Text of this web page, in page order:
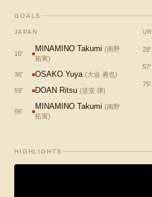
GOALS
JAPAN
10'
MINAMINO Takumi (南野
拓実)
36' OSAKO Yuya (大迫 勇也)
59' DOAN Ritsu (堂安 律)
66'
MINAMINO Takumi (南野
拓実)
28'
57'
75'
HIGHLIGHTS